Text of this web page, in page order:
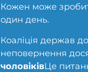
Кожен може
один день.
Коаліція держав
неповернення
чоловіківЦе